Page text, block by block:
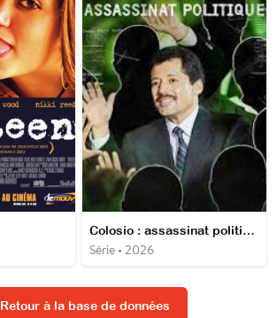
Colosio : assassinat politique
Série • 2026
Retour à la base de données